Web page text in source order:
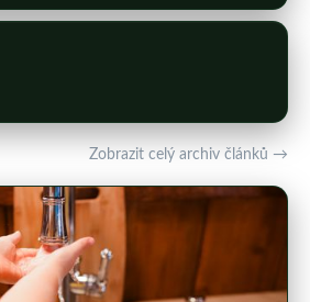
Zobrazit celý archiv článků →